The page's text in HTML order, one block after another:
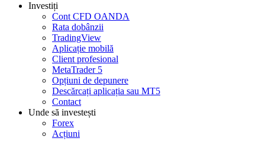
Investiți
Cont CFD OANDA
Rata dobânzii
TradingView
Aplicație mobilă
Client profesional
MetaTrader 5
Opțiuni de depunere
Descărcați aplicația sau MT5
Contact
Unde să investești
Forex
Acțiuni